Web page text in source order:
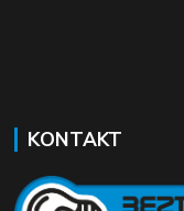
KONTAKT